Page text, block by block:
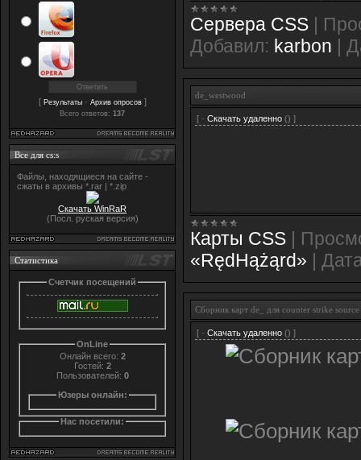
[ Результаты· Архив опросов]
Всего ответов: 137
Все для cs:s
Файлы, находящиеся на сайте -
сжаты в архивы *.rar | *.zip
Скачать WinRaR
(Посл. руская версия)
Статистика
Счетчик посещений
OnLine
Онлайн всего: 2
Гостей: 2
Пользователей: 0
Юзеры онлайн:
Нас посетили:
Сервера CSS
Добавил: karbon
de_westwood
[ · Скачать удаленно () ]
Карты CSS
«RędHążąrd»
Сборник карт de_ для counter strike source
[ · Скачать удаленно () ]